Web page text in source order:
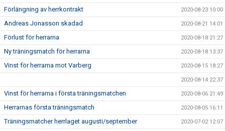
Förlängning av herrkontrakt 2020-08-23 10:00
Andreas Jonasson skadad 2020-08-21 14:01
Förlust för herrarna 2020-08-18 21:27
Ny träningsmatch för herrarna 2020-08-18 13:37
Vinst för herrarna mot Varberg 2020-08-15 18:27
2020-08-14 22:37
Vinst för herrarna i första träningsmatchen 2020-08-06 21:49
Herrarnas första träningsmatch 2020-08-05 16:11
Träningsmatcher herrlaget augusti/september 2020-07-02 12:07